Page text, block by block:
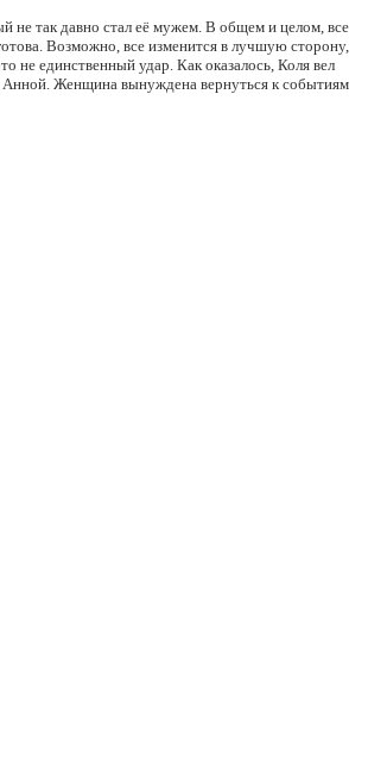
не так давно стал её мужем. В общем и целом, все
Возможно, все изменится в лучшую сторону,
не единственный удар. Как оказалось, Коля вел
Анной. Женщина вынуждена вернуться к событиям